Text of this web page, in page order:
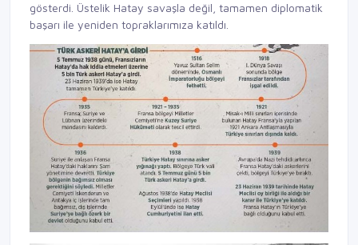
gösterdi. Üstelik Hatay savaşla değil, tamamen diplomatik
başarı ile yeniden topraklarımıza katıldı.